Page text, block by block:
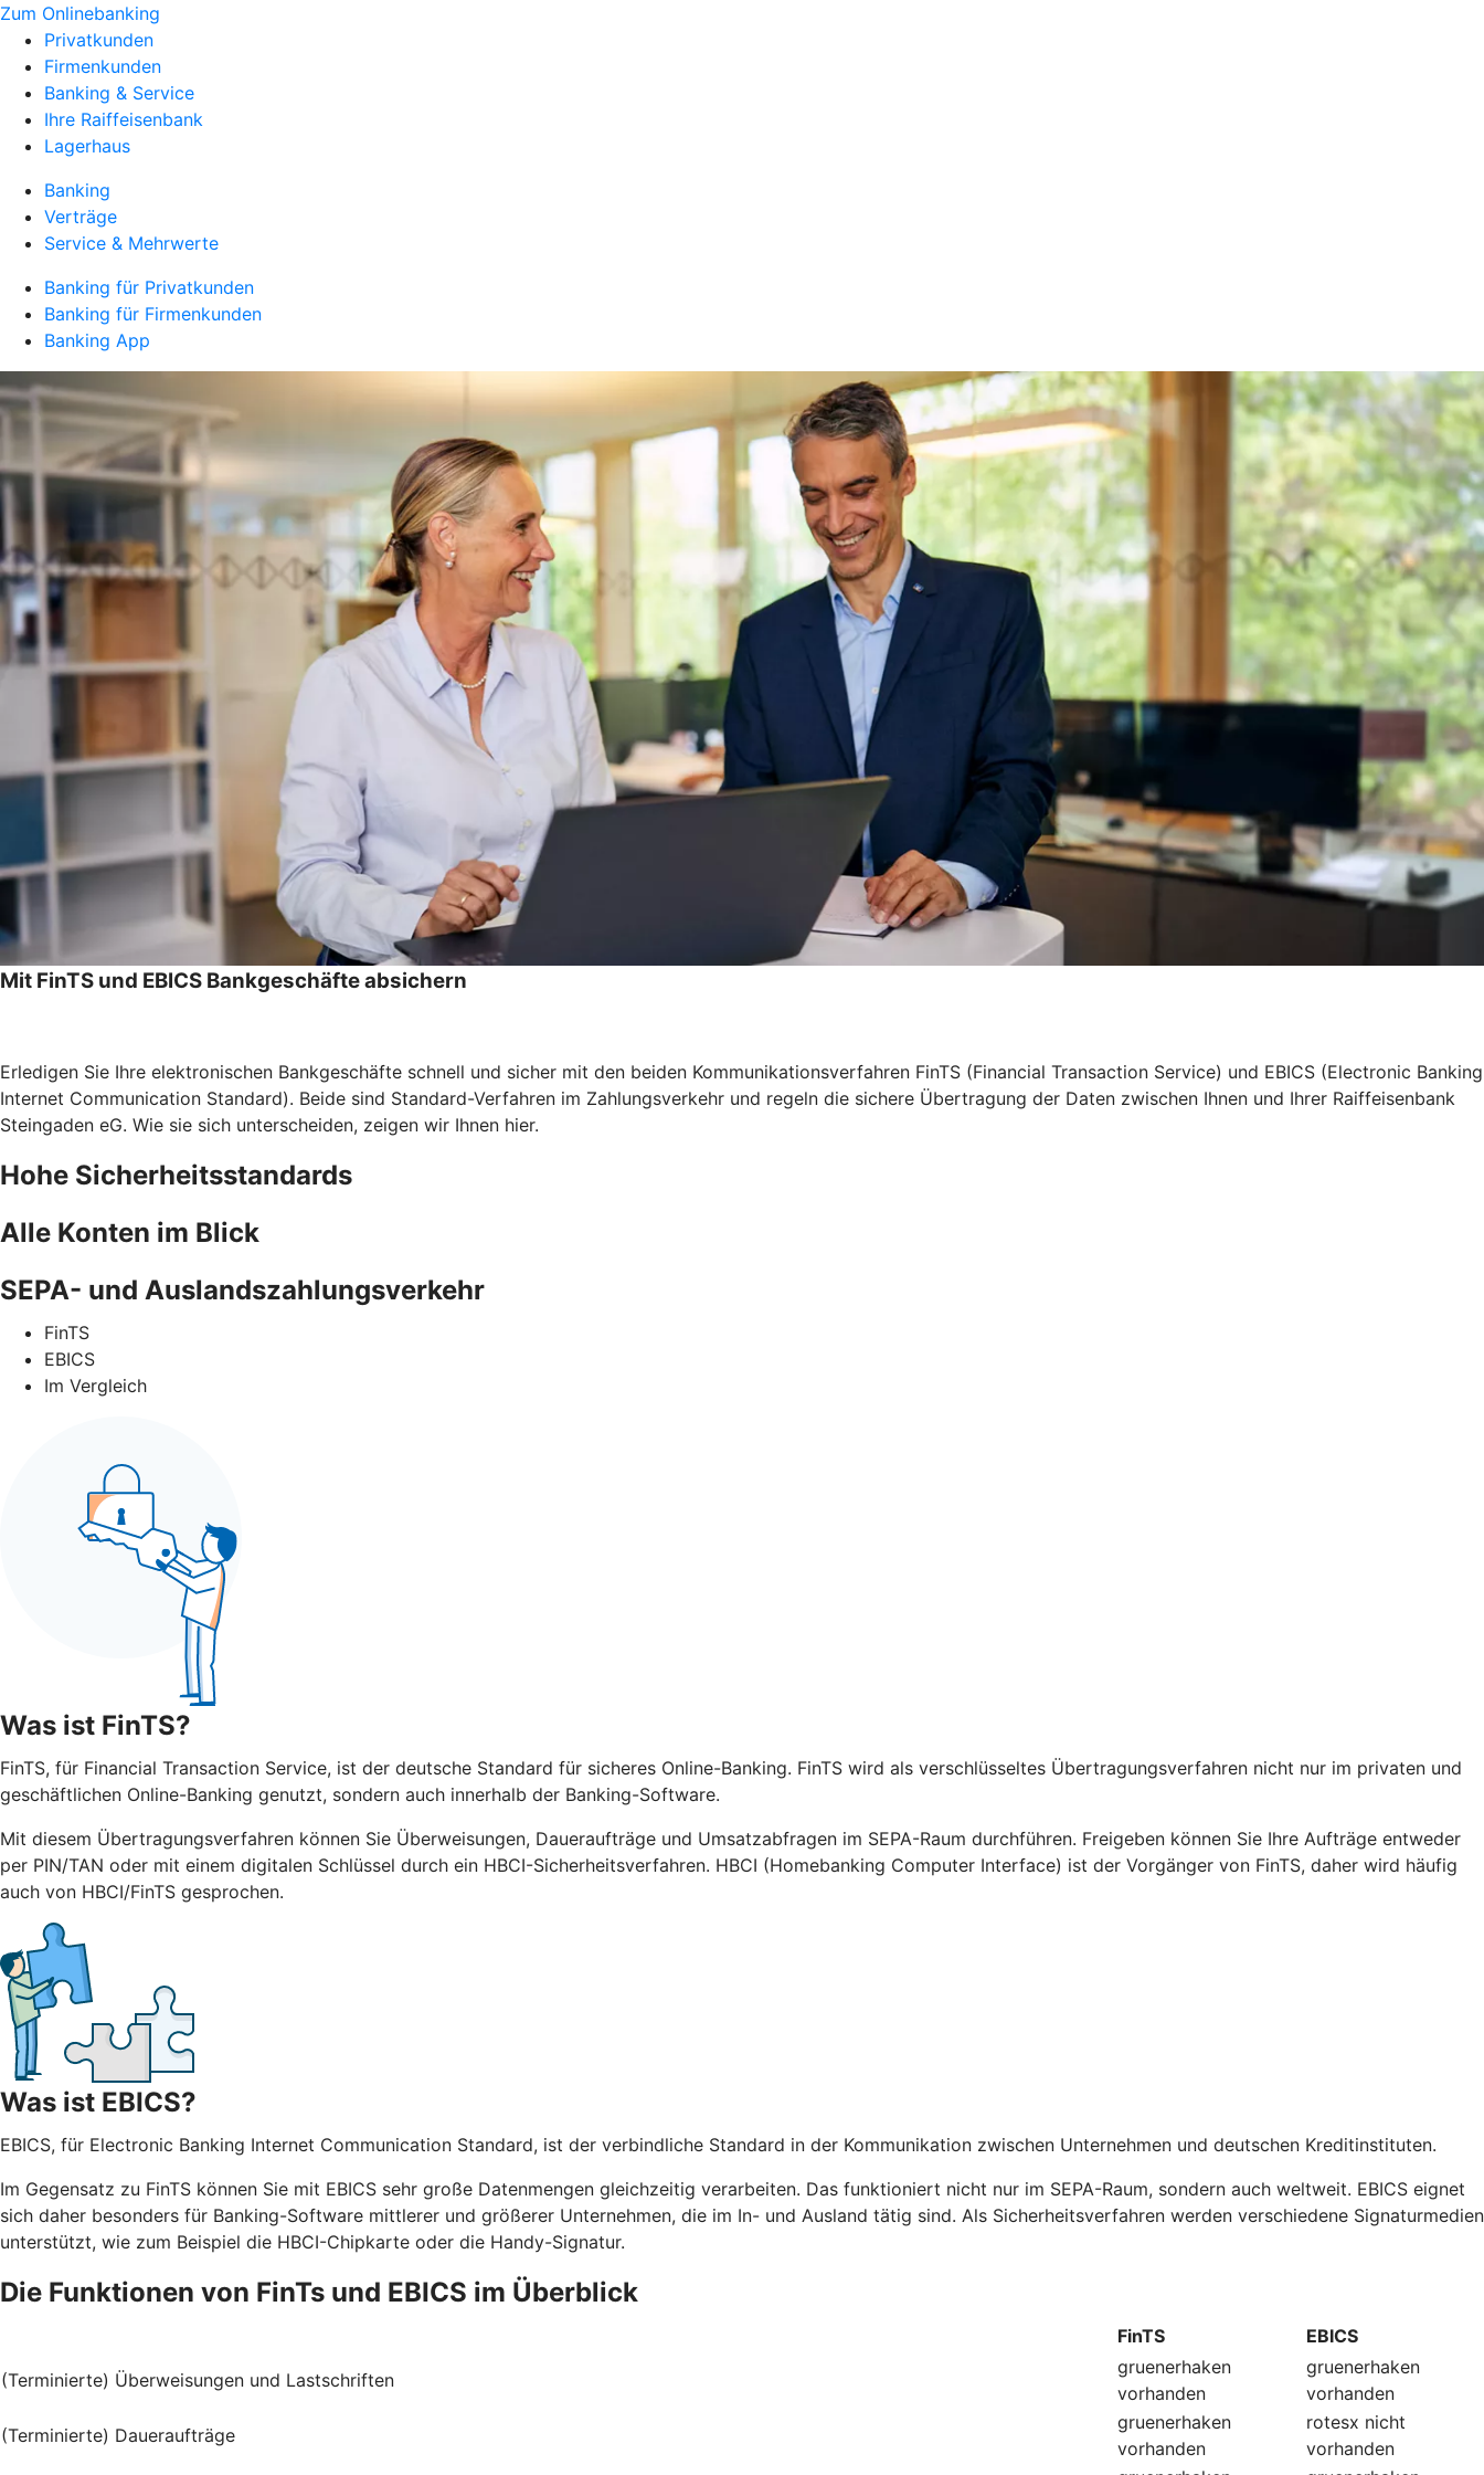
Zum Onlinebanking
Privatkunden
Firmenkunden
Banking & Service
Ihre Raiffeisenbank
Lagerhaus
Banking
Verträge
Service & Mehrwerte
Banking für Privatkunden
Banking für Firmenkunden
Banking App
Mit FinTS und EBICS Bankgeschäfte absichern
Erledigen Sie Ihre elektronischen Bankgeschäfte schnell und sicher mit den beiden Kommunikationsverfahren FinTS (Financial Transaction Service) und EBICS (Electronic Banking
Internet Communication Standard). Beide sind Standard-Verfahren im Zahlungsverkehr und regeln die sichere Übertragung der Daten zwischen Ihnen und Ihrer Raiffeisenbank
Steingaden eG. Wie sie sich unterscheiden, zeigen wir Ihnen hier.
Hohe Sicherheitsstandards
Alle Konten im Blick
SEPA- und Auslandszahlungsverkehr
FinTS
EBICS
Im Vergleich
Was ist FinTS?
FinTS, für Financial Transaction Service, ist der deutsche Standard für sicheres Online-Banking. FinTS wird als verschlüsseltes Übertragungsverfahren nicht nur im privaten und
geschäftlichen Online-Banking genutzt, sondern auch innerhalb der Banking-Software.
Mit diesem Übertragungsverfahren können Sie Überweisungen, Daueraufträge und Umsatzabfragen im SEPA-Raum durchführen. Freigeben können Sie Ihre Aufträge entweder
per PIN/TAN oder mit einem digitalen Schlüssel durch ein HBCI-Sicherheitsverfahren. HBCI (Homebanking Computer Interface) ist der Vorgänger von FinTS, daher wird häufig
auch von HBCI/FinTS gesprochen.
Was ist EBICS?
EBICS, für Electronic Banking Internet Communication Standard, ist der verbindliche Standard in der Kommunikation zwischen Unternehmen und deutschen Kreditinstituten.
Im Gegensatz zu FinTS können Sie mit EBICS sehr große Datenmengen gleichzeitig verarbeiten. Das funktioniert nicht nur im SEPA-Raum, sondern auch weltweit. EBICS eignet
sich daher besonders für Banking-Software mittlerer und größerer Unternehmen, die im In- und Ausland tätig sind. Als Sicherheitsverfahren werden verschiedene Signaturmedien
unterstützt, wie zum Beispiel die HBCI-Chipkarte oder die Handy-Signatur.
Die Funktionen von FinTs und EBICS im Überblick
FinTS
EBICS
(Terminierte) Überweisungen und Lastschriften
gruenerhaken
vorhanden
gruenerhaken
vorhanden
(Terminierte) Daueraufträge
gruenerhaken
vorhanden
rotesx nicht
vorhanden